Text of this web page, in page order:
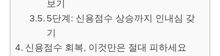
보기
5단계: 신용점수 상승까지 인내심 갖
기
신용점수 회복, 이것만은 절대 피하세요